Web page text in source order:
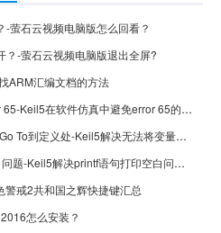
萤石云视频电脑版怎么回看？
？-萤石云视频电脑版退出全屏?
ARM汇编文档的方法
Keil5怎么在软件仿真中避免error 65-Keil5在软件仿真中避免error 65的方法
Keil5怎么解决无法将变量或函数Go To到定义处-Keil5解决无法将变量或函数Go To到定义处的方法
Keil5怎么解决printf语句打印空白问题-Keil5解决printf语句打印空白问题的方法
戒2共和国之辉快捷键汇总
怎么安装？